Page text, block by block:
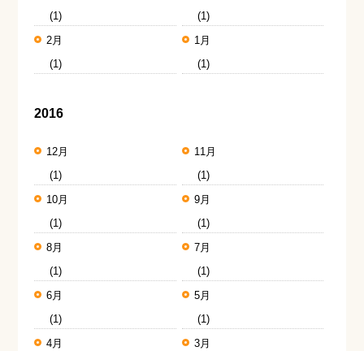
(1)
(1)
2月
(1)
1月
(1)
2016
12月
(1)
11月
(1)
10月
(1)
9月
(1)
8月
(1)
7月
(1)
6月
(1)
5月
(1)
4月
3月